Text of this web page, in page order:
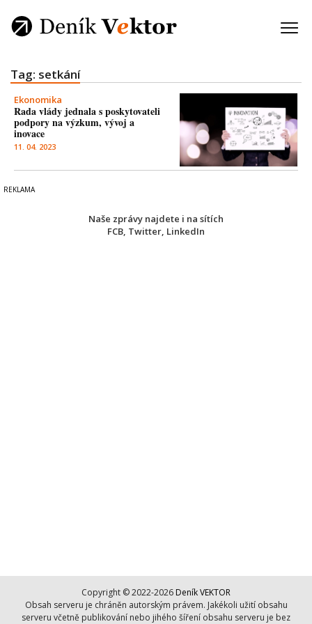
Tag: setkání
Ekonomika
Rada vlády jednala s poskytovateli
podpory na výzkum, vývoj a
inovace
11. 04. 2023
Naše zprávy najdete i na sítích
FCB, Twitter, LinkedIn
Copyright © 2022-2026 Deník VEKTOR
Obsah serveru je chráněn autorským právem. Jakékoli užití obsahu
serveru včetně publikování nebo jihého šíření obsahu serveru je bez